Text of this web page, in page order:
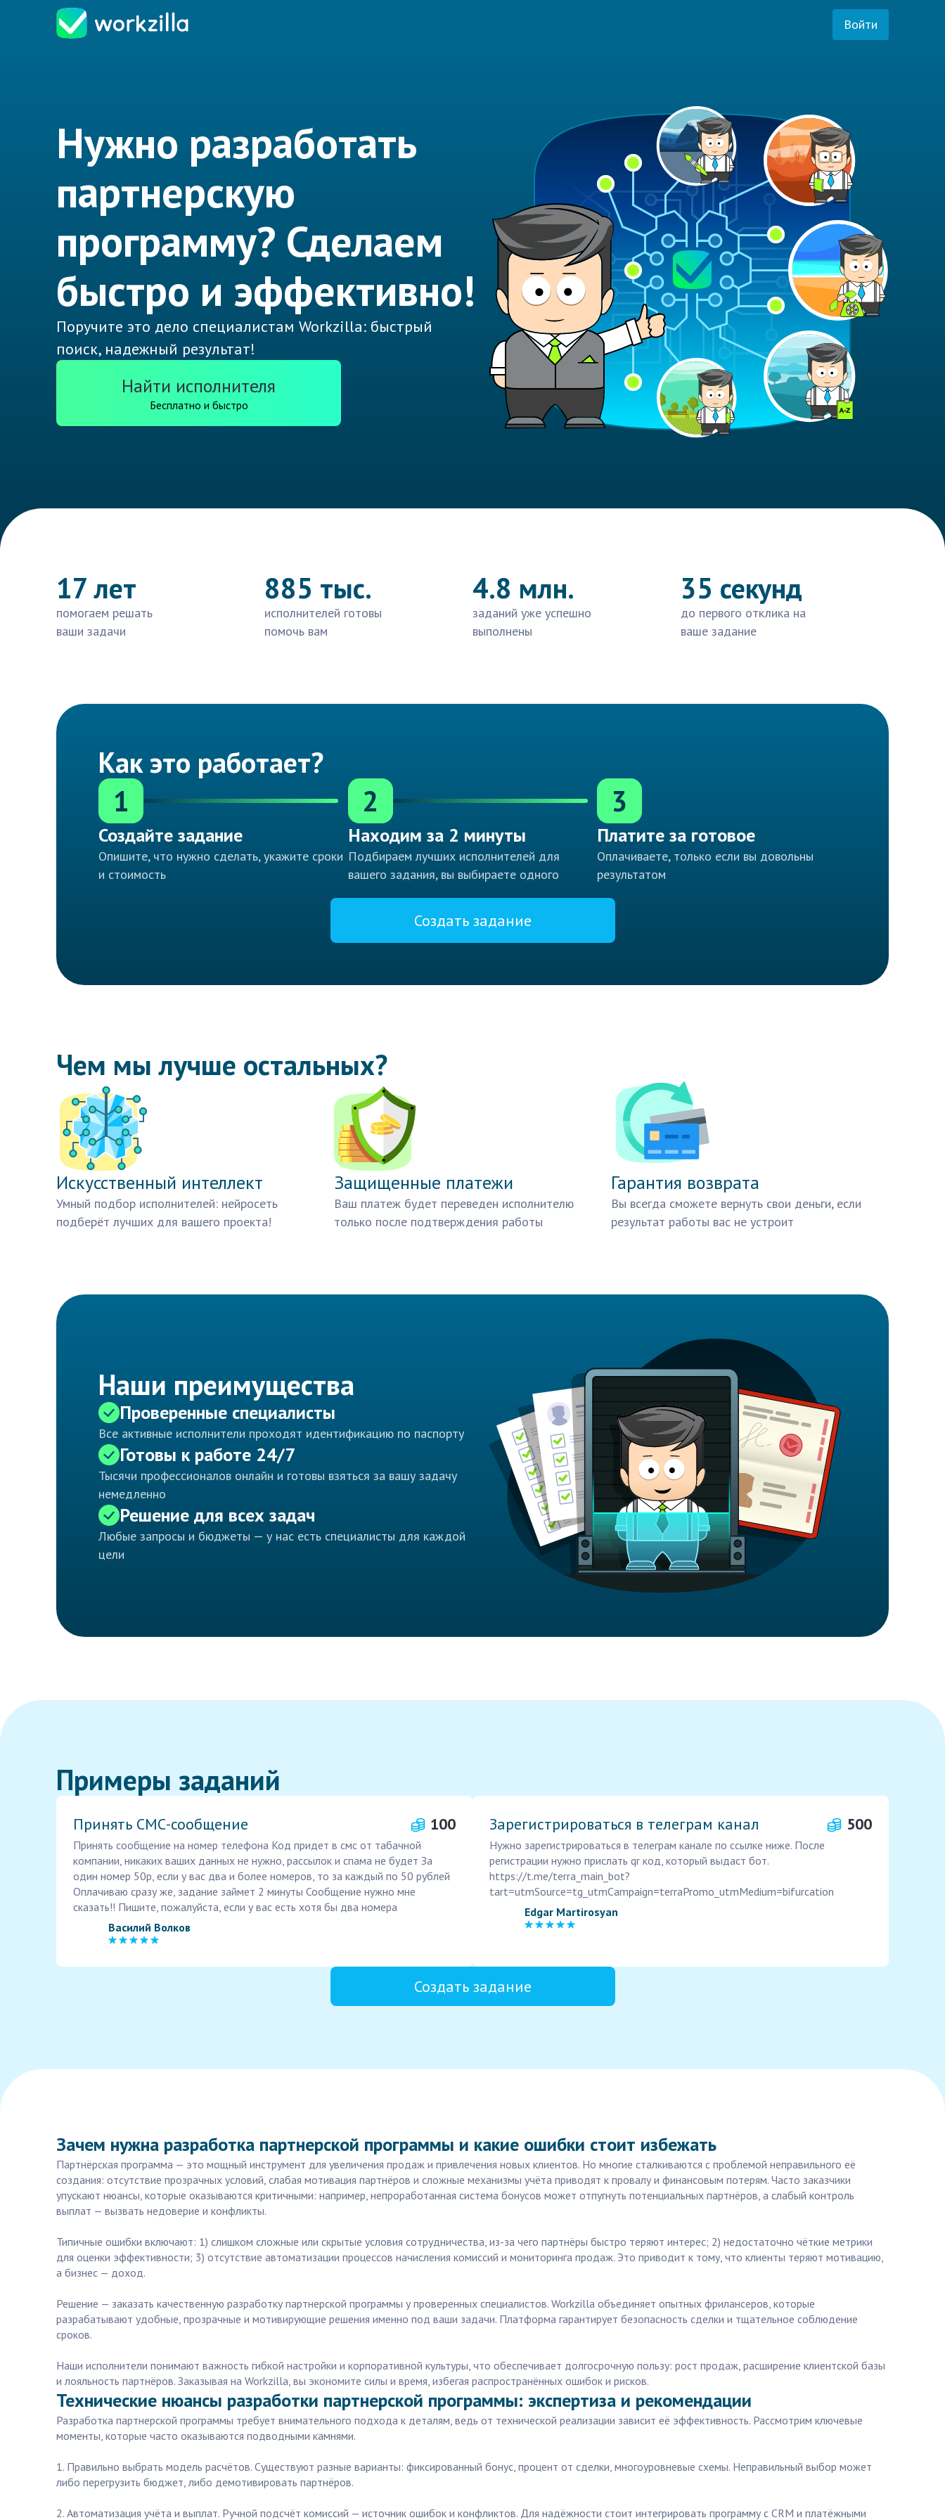
Войти
Нужно разработать
партнерскую
программу? Сделаем
быстро и эффективно!
Поручите это дело специалистам Workzilla: быстрый
поиск, надежный результат!
Найти исполнителя
Бесплатно и быстро
17 лет
помогаем решать
ваши задачи
885 тыс.
исполнителей готовы
помочь вам
4.8 млн.
заданий уже успешно
выполнены
35 секунд
до первого отклика на
ваше задание
Как это работает?
1
Создайте задание
Опишите, что нужно сделать, укажите сроки
и стоимость
2
Находим за 2 минуты
Подбираем лучших исполнителей для
вашего задания, вы выбираете одного
3
Платите за готовое
Оплачиваете, только если вы довольны
результатом
Создать задание
Чем мы лучше остальных?
Искусственный интеллект
Умный подбор исполнителей: нейросеть
подберёт лучших для вашего проекта!
Защищенные платежи
Ваш платеж будет переведен исполнителю
только после подтверждения работы
Гарантия возврата
Вы всегда сможете вернуть свои деньги, если
результат работы вас не устроит
Наши преимущества
Проверенные специалисты
Все активные исполнители проходят идентификацию по паспорту
Готовы к работе 24/7
Тысячи профессионалов онлайн и готовы взяться за вашу задачу
немедленно
Решение для всех задач
Любые запросы и бюджеты — у нас есть специалисты для каждой
цели
Примеры заданий
Принять СМС-сообщение 100
Принять сообщение на номер телефона Код придет в смс от табачной
компании, никаких ваших данных не нужно, рассылок и спама не будет За
один номер 50р, если у вас два и более номеров, то за каждый по 50 рублей
Оплачиваю сразу же, задание займет 2 минуты Сообщение нужно мне
сказать!! Пишите, пожалуйста, если у вас есть хотя бы два номера
Василий Волков
Зарегистрироваться в телеграм канал 500
Нужно зарегистрироваться в телеграм канале по ссылке ниже. После
регистрации нужно прислать qr код, который выдаст бот.
https://t.me/terra_main_bot?
tart=utmSource=tg_utmCampaign=terraPromo_utmMedium=bifurcation
Edgar Martirosyan
Создать задание
Зачем нужна разработка партнерской программы и какие ошибки стоит избежать
Партнёрская программа — это мощный инструмент для увеличения продаж и привлечения новых клиентов. Но многие сталкиваются с проблемой неправильного её
создания: отсутствие прозрачных условий, слабая мотивация партнёров и сложные механизмы учёта приводят к провалу и финансовым потерям. Часто заказчики
упускают нюансы, которые оказываются критичными: например, непроработанная система бонусов может отпугнуть потенциальных партнёров, а слабый контроль
выплат — вызвать недоверие и конфликты.
Типичные ошибки включают: 1) слишком сложные или скрытые условия сотрудничества, из-за чего партнёры быстро теряют интерес; 2) недостаточно чёткие метрики
для оценки эффективности; 3) отсутствие автоматизации процессов начисления комиссий и мониторинга продаж. Это приводит к тому, что клиенты теряют мотивацию,
а бизнес — доход.
Решение — заказать качественную разработку партнерской программы у проверенных специалистов. Workzilla объединяет опытных фрилансеров, которые
разрабатывают удобные, прозрачные и мотивирующие решения именно под ваши задачи. Платформа гарантирует безопасность сделки и тщательное соблюдение
сроков.
Наши исполнители понимают важность гибкой настройки и корпоративной культуры, что обеспечивает долгосрочную пользу: рост продаж, расширение клиентской базы
и лояльность партнёров. Заказывая на Workzilla, вы экономите силы и время, избегая распространённых ошибок и рисков.
Технические нюансы разработки партнерской программы: экспертиза и рекомендации
Разработка партнерской программы требует внимательного подхода к деталям, ведь от технической реализации зависит её эффективность. Рассмотрим ключевые
моменты, которые часто оказываются подводными камнями.
1. Правильно выбрать модель расчётов. Существуют разные варианты: фиксированный бонус, процент от сделки, многоуровневые схемы. Неправильный выбор может
либо перегрузить бюджет, либо демотивировать партнёров.
2. Автоматизация учёта и выплат. Ручной подсчёт комиссий — источник ошибок и конфликтов. Для надёжности стоит интегрировать программу с CRM и платёжными